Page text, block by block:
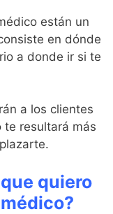
están un
en dónde
a donde ir si te
a los clientes
te resultará más
quiero